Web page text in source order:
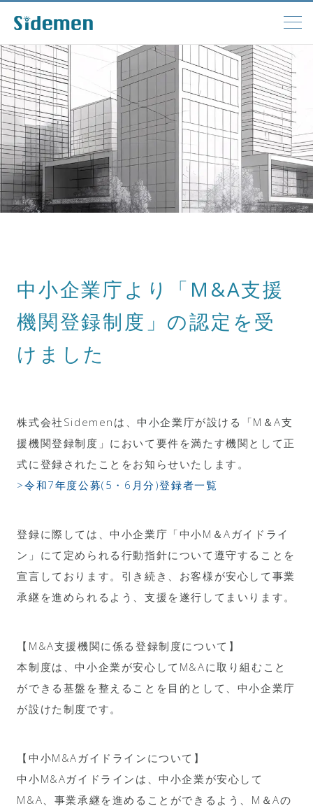
中小企業庁より「M&A支援
機関登録制度」の認定を受
けました
株式会社Sidemenは、中小企業庁が設ける「M＆A支
援機関登録制度」において要件を満たす機関として正
式に登録されたことをお知らせいたします。
>令和7年度公募(5・6月分)登録者一覧
登録に際しては、中小企業庁「中小M＆Aガイドライ
ン」にて定められる行動指針について遵守することを
宣言しております。引き続き、お客様が安心して事業
承継を進められるよう、支援を遂行してまいります。
【M&A支援機関に係る登録制度について】
本制度は、中小企業が安心してM&Aに取り組むこと
ができる基盤を整えることを目的として、中小企業庁
が設けた制度です。
【中小M&Aガイドラインについて】
中小M&Aガイドラインは、中小企業が安心して
M&A、事業承継を進めることができるよう、M＆Aの